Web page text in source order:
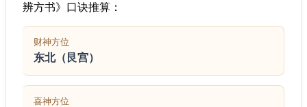
辨方书》口诀推算：
财神方位
东北（艮宫）
喜神方位